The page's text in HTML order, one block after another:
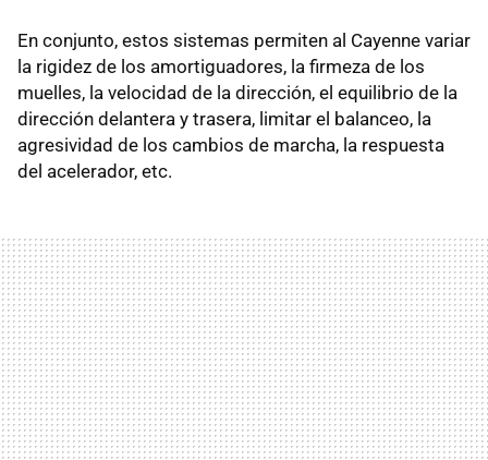
En conjunto, estos sistemas permiten al Cayenne variar
la rigidez de los amortiguadores, la firmeza de los
muelles, la velocidad de la dirección, el equilibrio de la
dirección delantera y trasera, limitar el balanceo, la
agresividad de los cambios de marcha, la respuesta
del acelerador, etc.